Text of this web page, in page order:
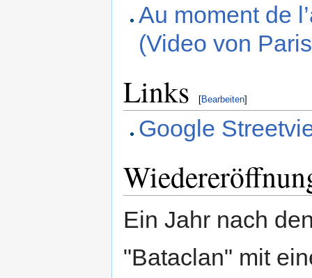
Au moment de
(Video von
Links [Bearbeiten]
Google
Ein Jahr nach
"Bataclan" mit